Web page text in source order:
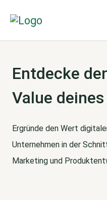
Entdecke
Value
Ergründe den Wert
Unternehmen in der
Marketing und